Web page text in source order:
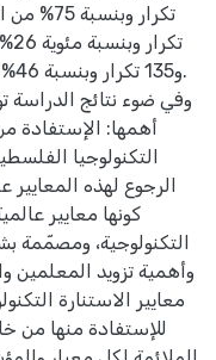
وفي ضوء نتائج
أهمها: الإستفادة
التكنولوجيا
الرجوع لهذه المعايير
كونها معايير
التكنولوجية، ومصمّمة
وأهمية تزويد المعلمين
معايير الاستنارة
للإستفادة منها من